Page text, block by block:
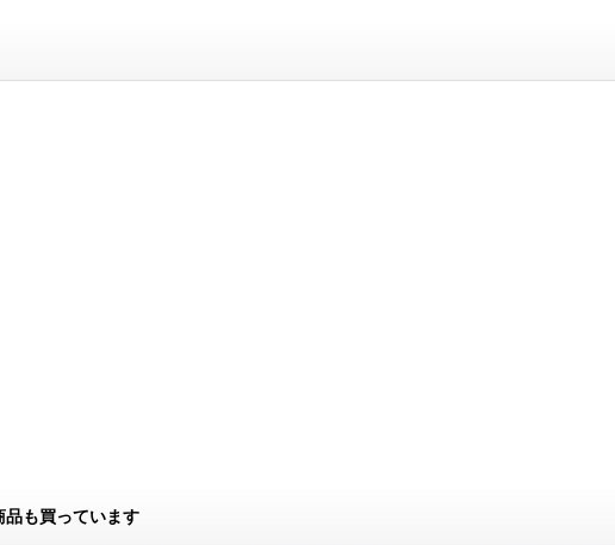
品も買っています